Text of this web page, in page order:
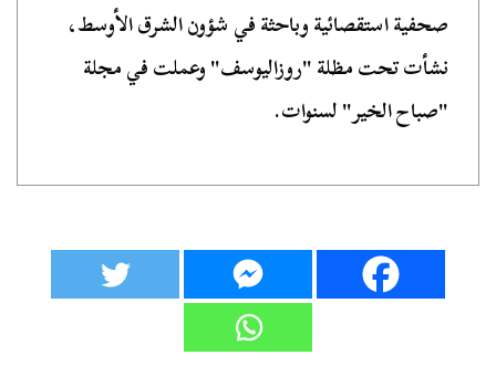
صحفية استقصائية وباحثة في شؤون الشرق الأوسط،
نشأت تحت مظلة "روزاليوسف" وعملت في مجلة
"صباح الخير" لسنوات.